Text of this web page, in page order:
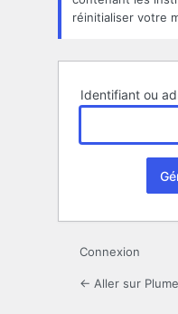
réinitialiser votre
Identifiant ou
Connexion
← Aller sur